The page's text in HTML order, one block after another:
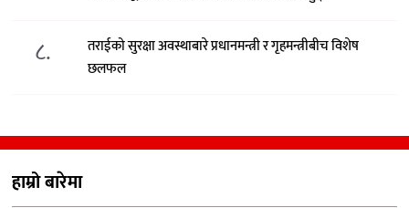
८.
तराईको सुरक्षा अवस्थाबारे प्रधानमन्त्री र गृहमन्त्रीबीच विशेष
छलफल
हाम्रो बारेमा